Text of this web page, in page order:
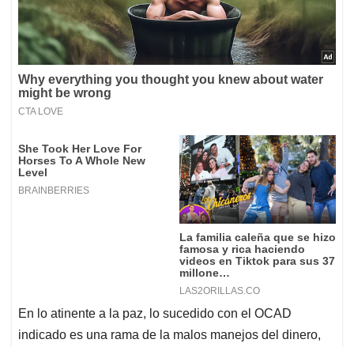
En lo atinente a la paz, lo sucedido con el OCAD
indicado es una rama de la malos manejos del dinero,